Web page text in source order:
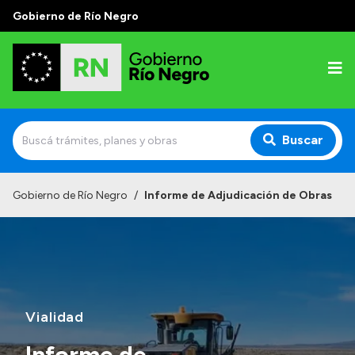
Gobierno de Río Negro
Buscar
Discursos en la Legislatura
Gobierno de Río Negro / Informe de Adjudicación de Obras
Vialidad